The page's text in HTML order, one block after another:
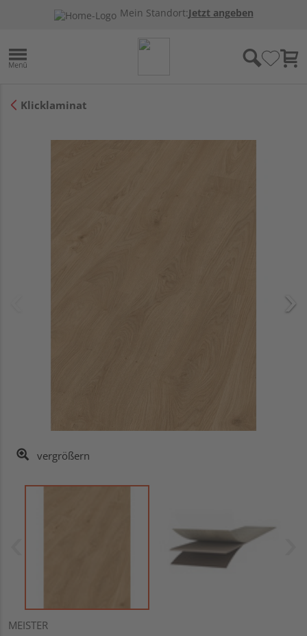
Mein Standort:Jetzt angeben
Klicklaminat
vergrößern
MEISTER